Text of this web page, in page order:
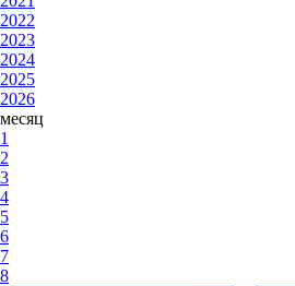
2022
2023
2024
2025
2026
месяц
1
2
3
4
5
6
7
8